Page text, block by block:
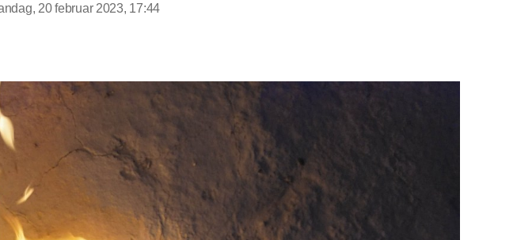
20 februar 2023, 17:44